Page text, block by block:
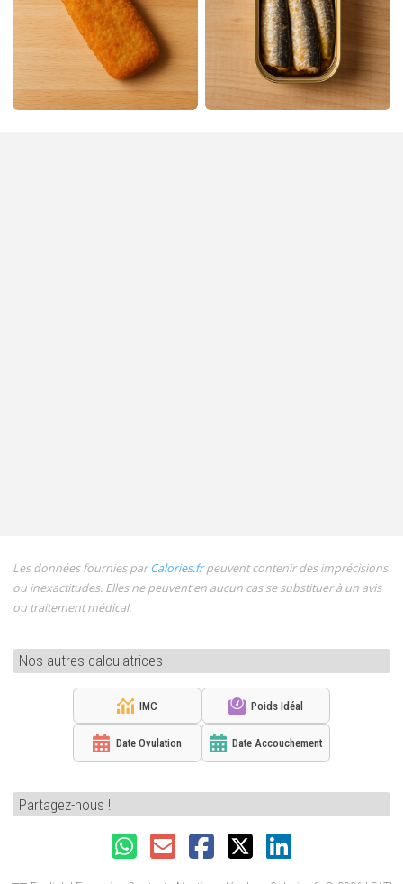
Les données fournies parCalories.frpeuvent contenir des imprécisions
ou inexactitudes. Elles ne peuvent en aucun cas se substituer à un avis
ou traitement médical.
Nos autres calculatrices
IMC Poids Idéal
Date Ovulation Date Accouchement
Partagez-nous !